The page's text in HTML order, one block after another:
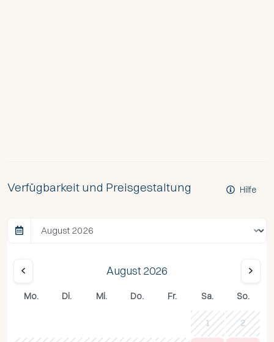
Verfügbarkeit und Preisgestaltung Hilfe
August 2026
Mo. Di. Mi. Do. Fr. Sa. So.
1 2